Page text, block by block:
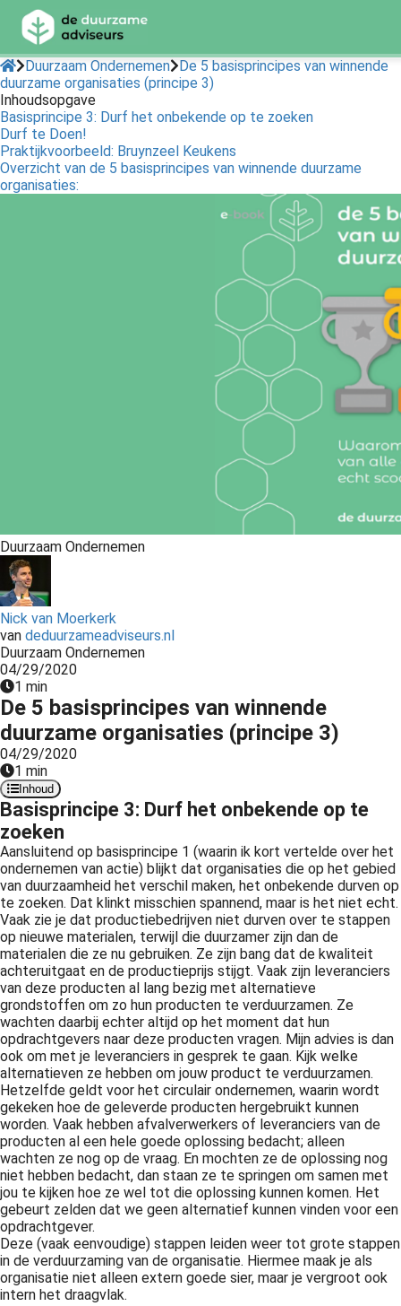
Duurzaam Ondernemen
De 5 basisprincipes van winnende
duurzame organisaties (principe 3)
Inhoudsopgave
Basisprincipe 3: Durf het onbekende op te zoeken
Durf te Doen!
Praktijkvoorbeeld: Bruynzeel Keukens
Overzicht van de 5 basisprincipes van winnende duurzame
organisaties:
Duurzaam Ondernemen
Nick van Moerkerk
van deduurzameadviseurs.nl
Duurzaam Ondernemen
04/29/2020
1 min
De 5 basisprincipes van winnende
duurzame organisaties (principe 3)
04/29/2020
1 min
Inhoud
Basisprincipe 3: Durf het onbekende op te
zoeken
Aansluitend op basisprincipe 1 (waarin ik kort vertelde over het
ondernemen van actie) blijkt dat organisaties die op het gebied
van duurzaamheid het verschil maken, het onbekende durven op
te zoeken. Dat klinkt misschien spannend, maar is het niet echt.
Vaak zie je dat productiebedrijven niet durven over te stappen
op nieuwe materialen, terwijl die duurzamer zijn dan de
materialen die ze nu gebruiken. Ze zijn bang dat de kwaliteit
achteruitgaat en de productieprijs stijgt. Vaak zijn leveranciers
van deze producten al lang bezig met alternatieve
grondstoffen om zo hun producten te verduurzamen. Ze
wachten daarbij echter altijd op het moment dat hun
opdrachtgevers naar deze producten vragen. Mijn advies is dan
ook om met je leveranciers in gesprek te gaan. Kijk welke
alternatieven ze hebben om jouw product te verduurzamen.
Hetzelfde geldt voor het circulair ondernemen, waarin wordt
gekeken hoe de geleverde producten hergebruikt kunnen
worden. Vaak hebben afvalverwerkers of leveranciers van de
producten al een hele goede oplossing bedacht; alleen
wachten ze nog op de vraag. En mochten ze de oplossing nog
niet hebben bedacht, dan staan ze te springen om samen met
jou te kijken hoe ze wel tot die oplossing kunnen komen. Het
gebeurt zelden dat we geen alternatief kunnen vinden voor een
opdrachtgever.
Deze (vaak eenvoudige) stappen leiden weer tot grote stappen
in de verduurzaming van de organisatie. Hiermee maak je als
organisatie niet alleen extern goede sier, maar je vergroot ook
intern het draagvlak.
Policy
worden
om
te
over
van
op
gebruikt
te
de
Hierdoor
website-
van